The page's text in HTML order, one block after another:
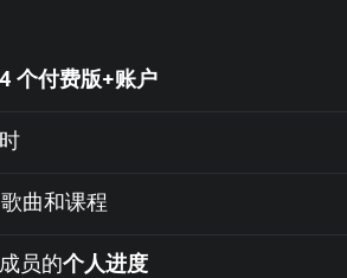
4 个付费版+账户
曲和课程
员的个人进度